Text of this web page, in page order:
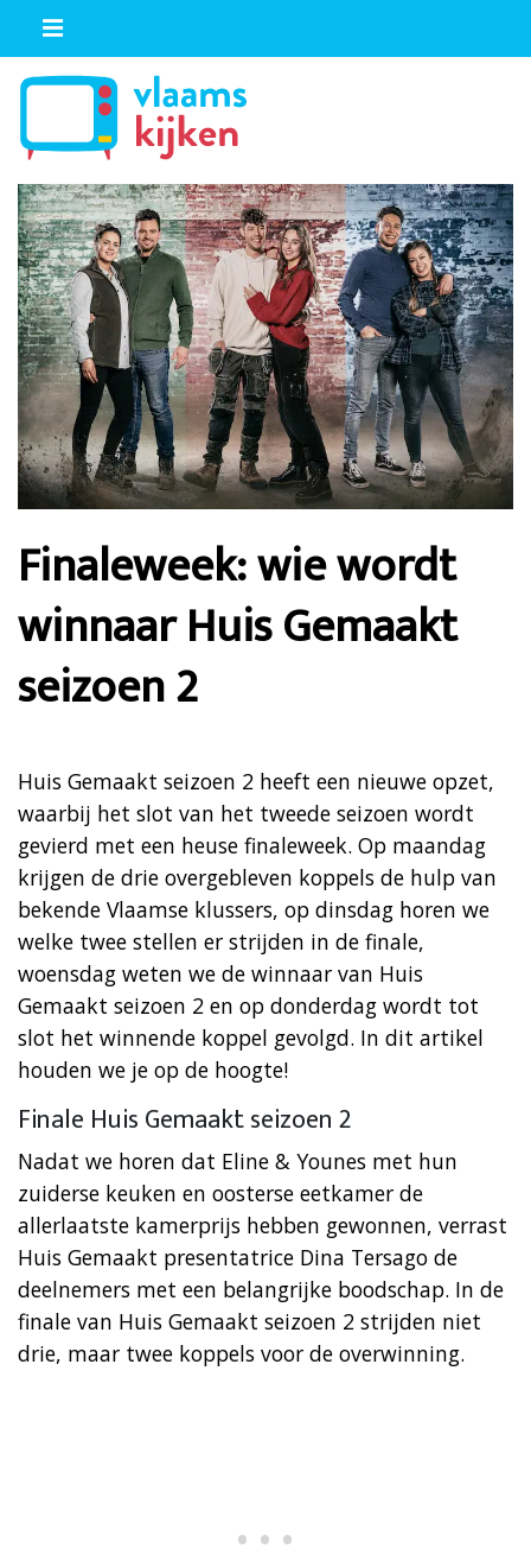
Finaleweek: wie wordt
winnaar Huis Gemaakt
seizoen 2
Huis Gemaakt seizoen 2 heeft een nieuwe opzet,
waarbij het slot van het tweede seizoen wordt
gevierd met een heuse finaleweek. Op maandag
krijgen de drie overgebleven koppels de hulp van
bekende Vlaamse klussers, op dinsdag horen we
welke twee stellen er strijden in de finale,
woensdag weten we de winnaar van Huis
Gemaakt seizoen 2 en op donderdag wordt tot
slot het winnende koppel gevolgd. In dit artikel
houden we je op de hoogte!
Finale Huis Gemaakt seizoen 2
Nadat we horen dat Eline & Younes met hun
zuiderse keuken en oosterse eetkamer de
allerlaatste kamerprijs hebben gewonnen, verrast
Huis Gemaakt presentatrice Dina Tersago de
deelnemers met een belangrijke boodschap. In de
finale van Huis Gemaakt seizoen 2 strijden niet
drie, maar twee koppels voor de overwinning.